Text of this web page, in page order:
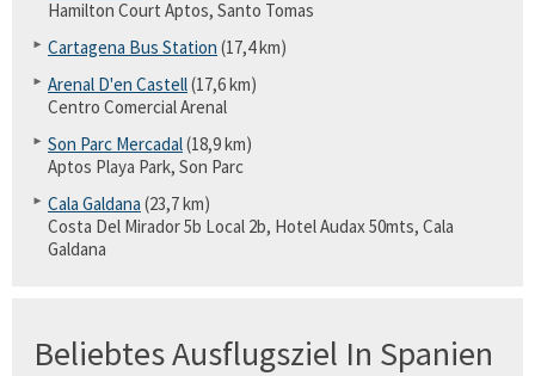
Hamilton Court Aptos, Santo Tomas
Cartagena Bus Station (17,4 km)
Arenal D'en Castell(17,6 km)
Centro Comercial Arenal
Son Parc Mercadal(18,9 km)
Aptos Playa Park, Son Parc
Cala Galdana (23,7 km)
Costa Del Mirador 5b Local 2b, Hotel Audax 50mts, Cala
Galdana
Beliebtes Ausflugsziel In Spanien